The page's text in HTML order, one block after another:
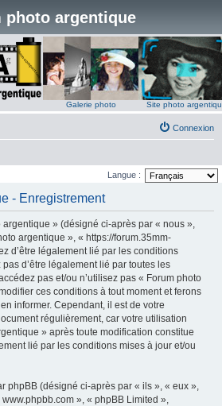
photo argentique
Galerie photo Site photo
Connexion
Langue :
- Enregistrement
argentique » (désigné ci-après par « nous »,
argentique », « https://forum.35mm-
d’être légalement lié par les conditions
d’être légalement lié par toutes les
pas et/ou n’utilisez pas « Forum photo
ces conditions à tout moment et ferons
informer. Cependant, il est de votre
régulièrement, car votre utilisation
» après toute modification constitue
lié par les conditions mises à jour et/ou
phpBB (désigné ci-après par « ils », « eux »,
», « phpBB Limited »,